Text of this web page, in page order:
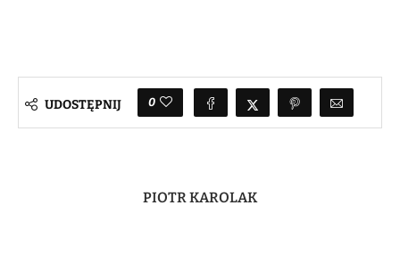
UDOSTĘPNIJ 0
PIOTR KAROLAK